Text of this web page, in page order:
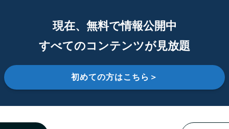
現在、無料で情報公開中
すべてのコンテンツが見放題
初めての方はこちら＞